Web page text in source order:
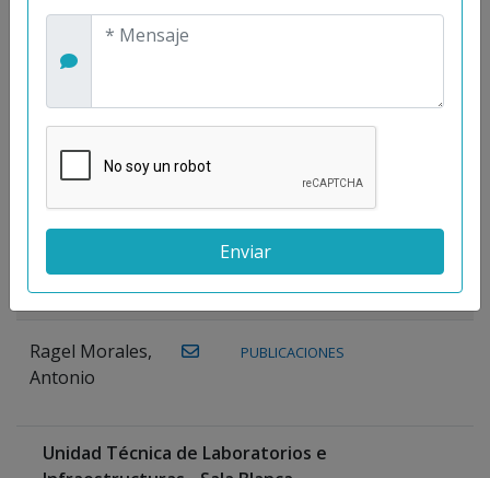
Prieto, Antonio
Mora
Gutiérrez, José
PUBLICACIONES
Moreno
Rocío
Ragel Morales,
Antonio
PUBLICACIONES
Unidad Técnica de Laboratorios e